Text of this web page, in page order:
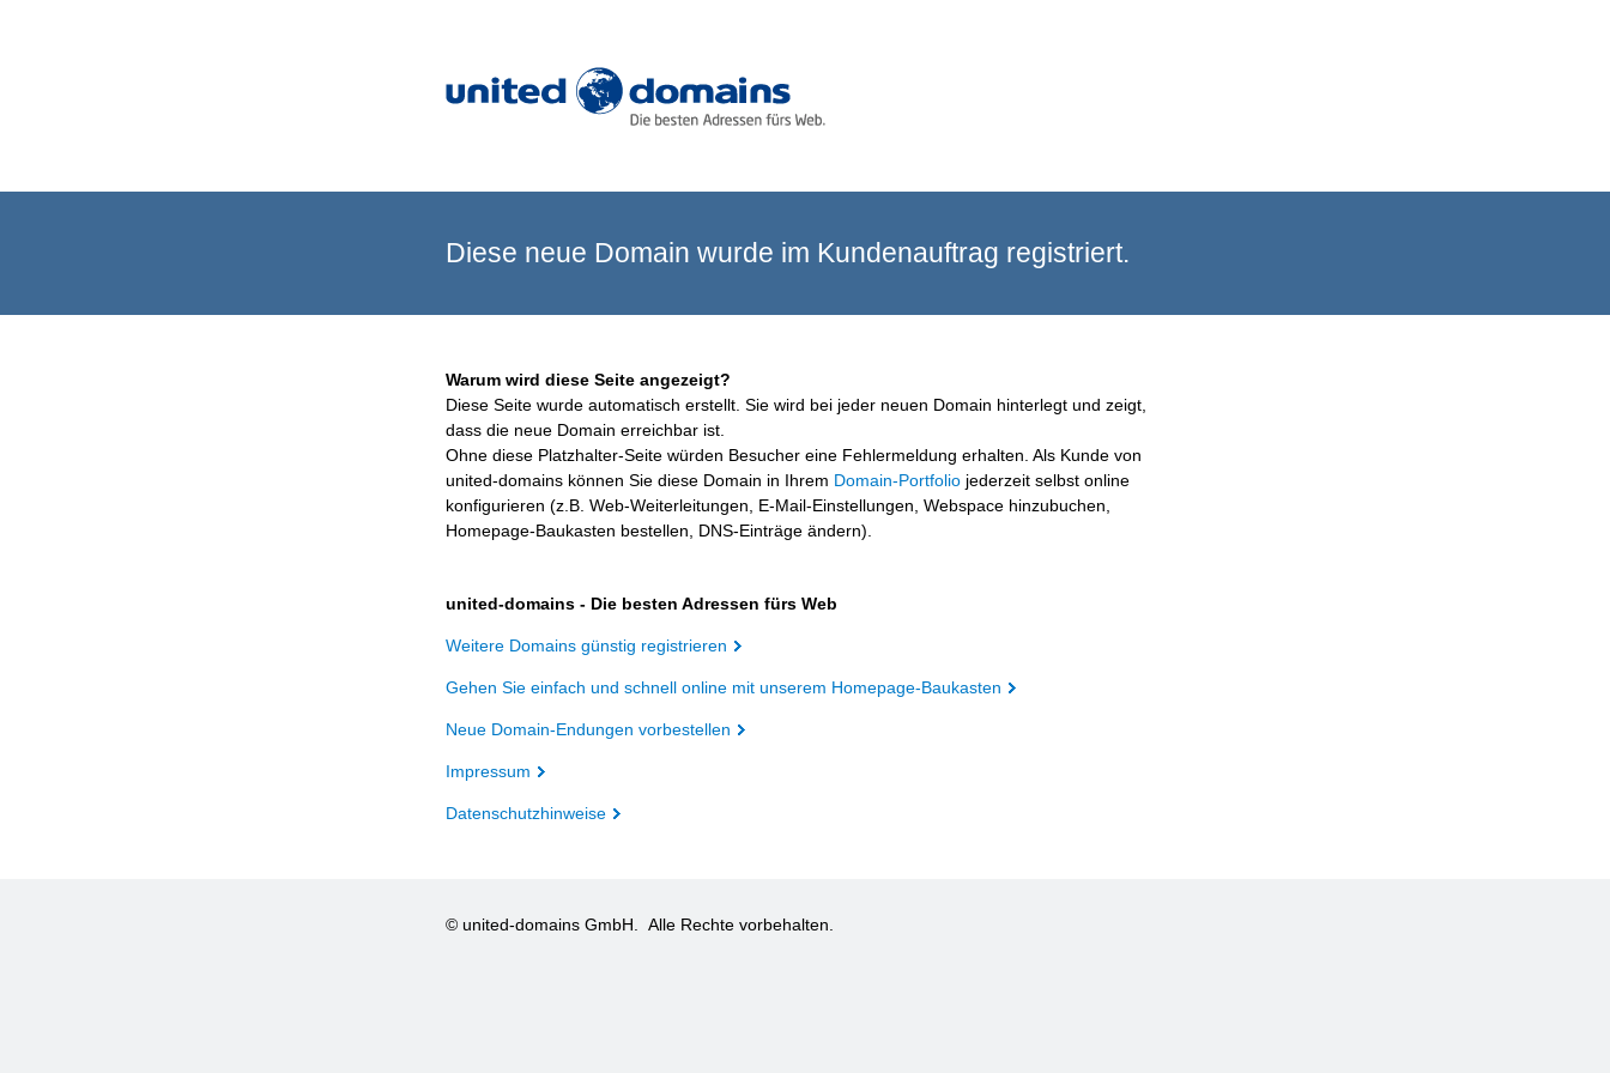
Diese neue Domain wurde im Kundenauftrag registriert.
Warum wird diese Seite angezeigt?
Diese Seite wurde automatisch erstellt. Sie wird bei jeder neuen Domain hinterlegt und zeigt,
dass die neue Domain erreichbar ist.
Ohne diese Platzhalter-Seite würden Besucher eine Fehlermeldung erhalten. Als Kunde von
united-domains können Sie diese Domain in Ihrem Domain-Portfolio jederzeit selbst online
konfigurieren (z.B. Web-Weiterleitungen, E-Mail-Einstellungen, Webspace hinzubuchen,
Homepage-Baukasten bestellen, DNS-Einträge ändern).
united-domains - Die besten Adressen fürs Web
Weitere Domains günstig registrieren
Gehen Sie einfach und schnell online mit unserem Homepage-Baukasten
Neue Domain-Endungen vorbestellen
Impressum
Datenschutzhinweise
© united-domains GmbH. Alle Rechte vorbehalten.